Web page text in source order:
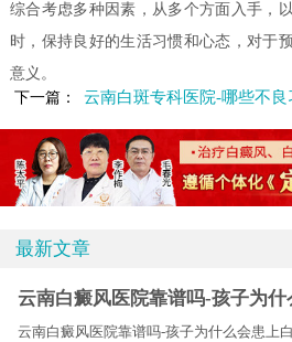
综合考虑多种因素，从多个方面入手，
时，保持良好的生活习惯和心态，对于
意义。
下一篇：
云南白斑专科医院-哪些不
最新文章
云南白癜风医院靠谱吗-孩子为
云南白癜风医院靠谱吗-孩子为什么会患上